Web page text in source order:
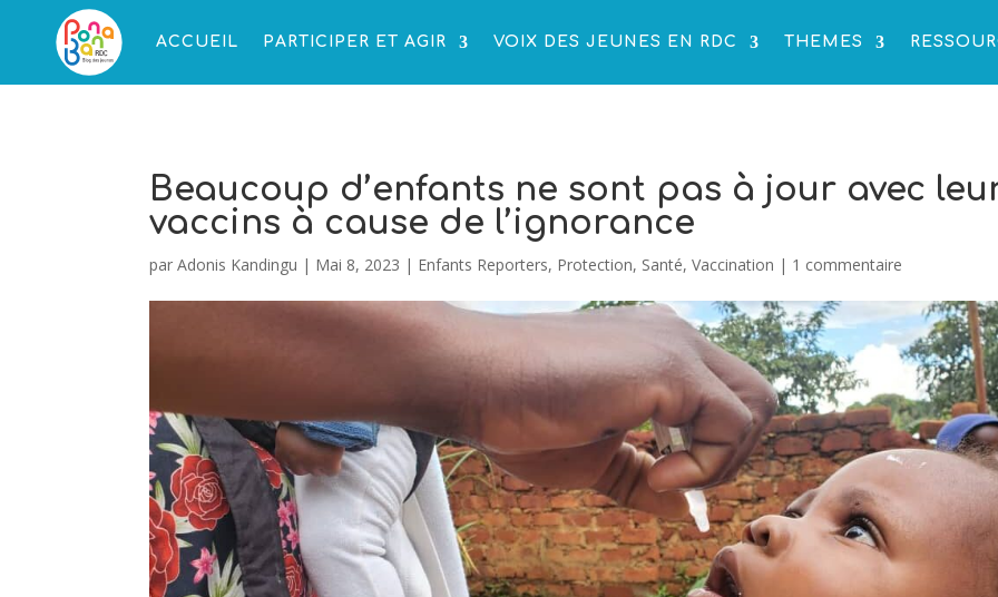
ACCUEIL PARTICIPER ET AGIR VOIX DES JEUNES EN RDC THEMES
Beaucoup d’enfants ne sont pas à jour avec
vaccins à cause de l’ignorance
parAdonis Kandingu | Mai 8, 2023 | Enfants Reporters, Protection, Santé,Vaccination | 1 commentaire